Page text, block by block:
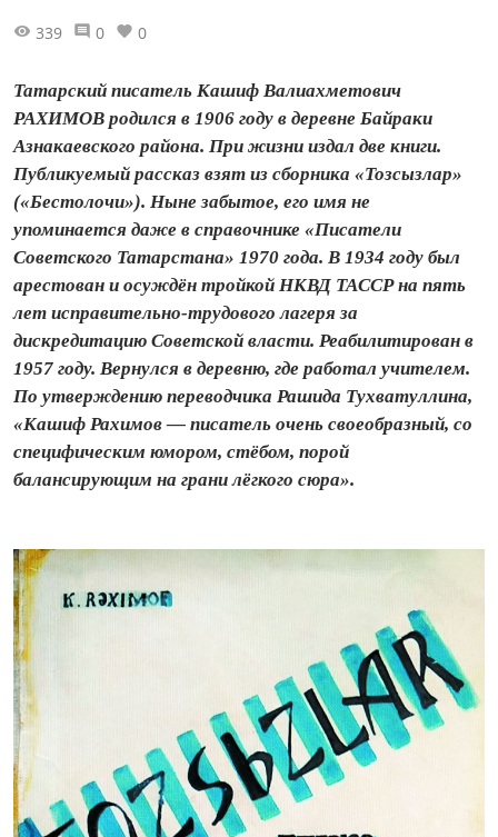
339 0 0
Татарский писатель Кашиф Валиахметович
РАХИМОВ родился в 1906 году в деревне Байраки
Азнакаевского района. При жизни издал две книги.
Публикуемый рассказ взят из сборника «Тозсызлар»
(«Бестолочи»). Ныне забытое, его имя не
упоминается даже в справочнике «Писатели
Советского Татарстана» 1970 года. В 1934 году был
арестован и осуждён тройкой НКВД ТАССР на пять
лет исправительно-трудового лагеря за
дискредитацию Советской власти. Реабилитирован в
1957 году. Вернулся в деревню, где работал учителем.
По утверждению переводчика Рашида Тухватуллина,
«Кашиф Рахимов — писатель очень своеобразный, со
специфическим юмором, стёбом, порой
балансирующим на грани лёгкого сюра».